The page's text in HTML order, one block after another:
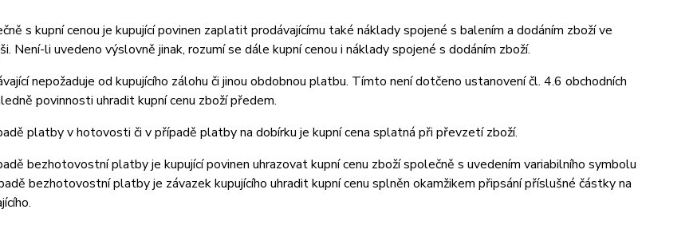
s kupní cenou je kupující povinen zaplatit prodávajícímu také náklady spojené s balením a dodáním zboží ve
Není-li uvedeno výslovně jinak, rozumí se dále kupní cenou i náklady spojené s dodáním zboží.
nepožaduje od kupujícího zálohu či jinou obdobnou platbu. Tímto není dotčeno ustanovení čl. 4.6 obchodních
povinnosti uhradit kupní cenu zboží předem.
platby v hotovosti či v případě platby na dobírku je kupní cena splatná při převzetí zboží.
bezhotovostní platby je kupující povinen uhrazovat kupní cenu zboží společně s uvedením variabilního symbolu
bezhotovostní platby je závazek kupujícího uhradit kupní cenu splněn okamžikem připsání příslušné částky na